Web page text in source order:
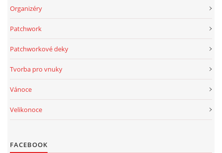
Organizéry
Patchwork
Patchworkové deky
Tvorba pro vnuky
Vánoce
Velikonoce
FACEBOOK